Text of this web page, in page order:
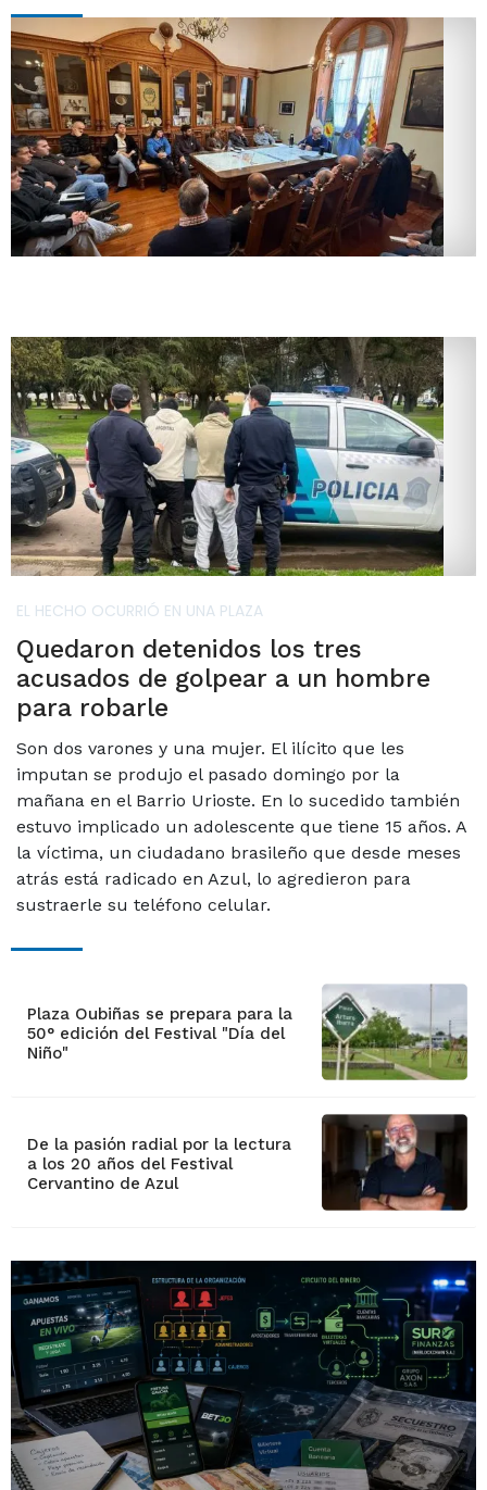
EL HECHO OCURRIÓ EN UNA PLAZA
Quedaron detenidos los tres
acusados de golpear a un hombre
para robarle
Son dos varones y una mujer. El ilícito que les
imputan se produjo el pasado domingo por la
mañana en el Barrio Urioste. En lo sucedido también
estuvo implicado un adolescente que tiene 15 años. A
la víctima, un ciudadano brasileño que desde meses
atrás está radicado en Azul, lo agredieron para
sustraerle su teléfono celular.
Plaza Oubiñas se prepara para la
50° edición del Festival "Día del
Niño"
De la pasión radial por la lectura
a los 20 años del Festival
Cervantino de Azul